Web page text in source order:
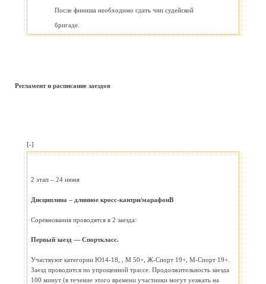
После финиша необходимо сдать чип судейской
бригаде.
Регламент и расписание заездов
[-]
2 этап – 24 июня
Дисциплина – длинное кросс-кантри/марафонВ
Соревнования проводятся в 2 заезда:
Первый заезд — Спорткласс.
Участвуют категории Ю14-18, , М 50+, Ж-Спорт 19+, М-Спорт 19+.
Заезд проводится по упрощенной трассе. Продолжительность заезда
100 минут (в течение этого времени участники могут уезжать на